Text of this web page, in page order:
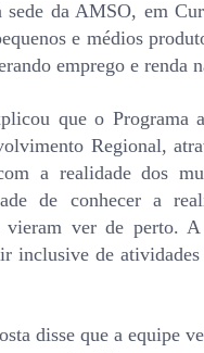
sede da AMSO, em
e médios
emprego e renda
que o
Regional,
a realidade dos
de conhecer a
ver de perto.
inclusive de
disse que a equipe